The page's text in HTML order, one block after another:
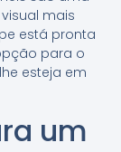
mais
está pronta
para o
esteja em
um